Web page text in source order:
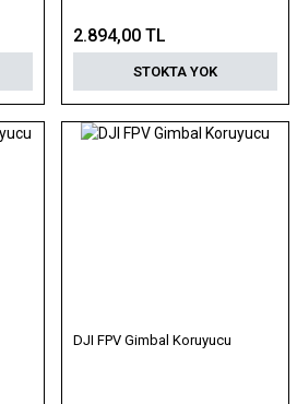
2.894,00 TL
STOKTA YOK
DJI FPV Gimbal Koruyucu